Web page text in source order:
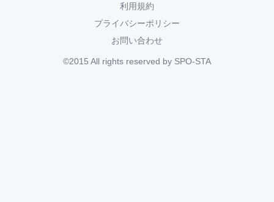
利用規約
プライバシーポリシー
お問い合わせ
©2015 All rights reserved by SPO-STA